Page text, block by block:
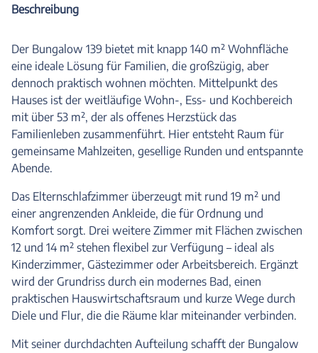
Beschreibung
Der Bungalow 139 bietet mit knapp 140 m² Wohnfläche
eine ideale Lösung für Familien, die großzügig, aber
dennoch praktisch wohnen möchten. Mittelpunkt des
Hauses ist der weitläufige Wohn-, Ess- und Kochbereich
mit über 53 m², der als offenes Herzstück das
Familienleben zusammenführt. Hier entsteht Raum für
gemeinsame Mahlzeiten, gesellige Runden und entspannte
Abende.
Das Elternschlafzimmer überzeugt mit rund 19 m² und
einer angrenzenden Ankleide, die für Ordnung und
Komfort sorgt. Drei weitere Zimmer mit Flächen zwischen
12 und 14 m² stehen flexibel zur Verfügung – ideal als
Kinderzimmer, Gästezimmer oder Arbeitsbereich. Ergänzt
wird der Grundriss durch ein modernes Bad, einen
praktischen Hauswirtschaftsraum und kurze Wege durch
Diele und Flur, die die Räume klar miteinander verbinden.
Mit seiner durchdachten Aufteilung schafft der Bungalow